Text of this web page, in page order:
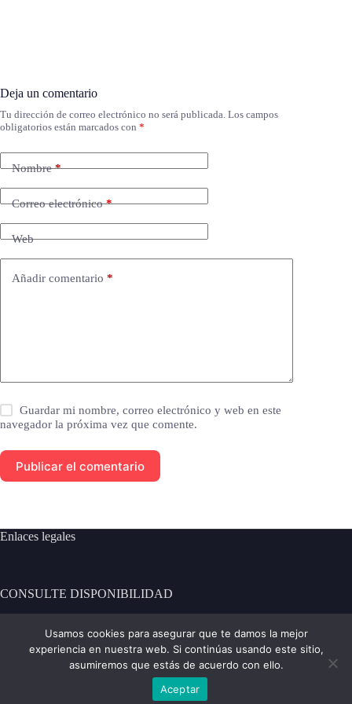
Deja un comentario
Tu dirección de correo electrónico no será publicada. Los campos
obligatorios están marcados con *
Nombre*
Correo electrónico*
Web
Añadir comentario *
Guardar mi nombre, correo electrónico y web en este
navegador la próxima vez que comente.
Publicar el comentario
Enlaces legales
CONSULTE DISPONIBILIDAD
Usamos cookies para asegurar que te damos la mejor
experiencia en nuestra web. Si continúas usando este sitio,
asumiremos que estás de acuerdo con ello.
Aceptar